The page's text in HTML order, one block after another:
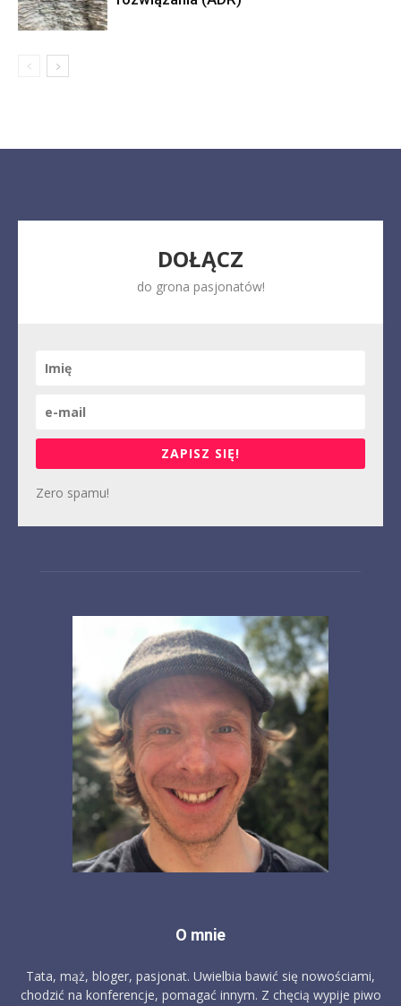
DOŁĄCZ
do grona pasjonatów!
ZAPISZ SIĘ!
Zero spamu!
O mnie
Tata, mąż, bloger, pasjonat. Uwielbia bawić się nowościami,
chodzić na konferencje, pomagać innym. Z chęcią wypije piwo